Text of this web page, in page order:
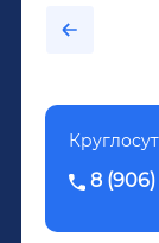
было
Довженко.
8